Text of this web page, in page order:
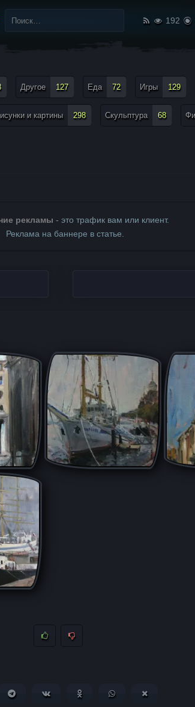
Найти:
192
Другое 127 Еда 72 Игры 129
и картины 298 Скульптура 68
рекламы - это трафик вам или клиент.
Реклама на баннере в статье.
ссылку
Поделиться в Telegram
Поделиться ВКонтакте
Поделиться вПоделиться в